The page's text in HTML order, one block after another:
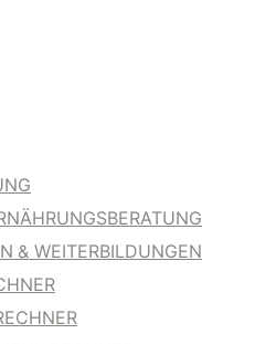
& WEITERBILDUNGEN